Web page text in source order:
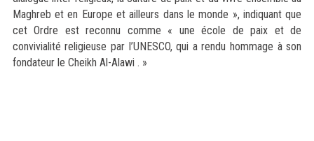
Maghreb et en Europe et ailleurs dans le monde », indiquant que
cet Ordre est reconnu comme « une école de paix et de
convivialité religieuse par l’UNESCO, qui a rendu hommage à son
fondateur le Cheikh Al-Alawi . »